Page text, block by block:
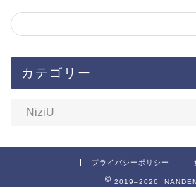
カテゴリー
プライバシーポリシー
2019–2026